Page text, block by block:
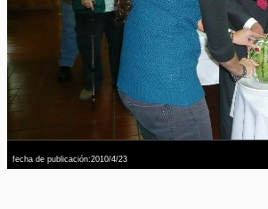
fecha de publicación:2010/4/23